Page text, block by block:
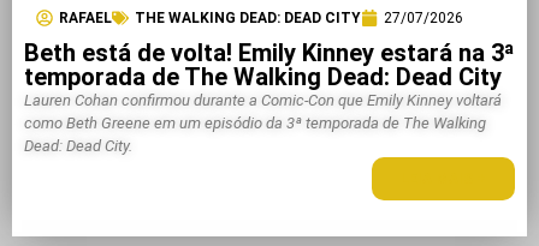
RAFAEL THE WALKING DEAD: DEAD CITY 27/07/2026
Beth está de volta! Emily Kinney estará na 3ª
temporada de The Walking Dead: Dead City
Lauren Cohan confirmou durante a Comic-Con que Emily Kinney voltará
como Beth Greene em um episódio da 3ª temporada de The Walking
Dead: Dead City.